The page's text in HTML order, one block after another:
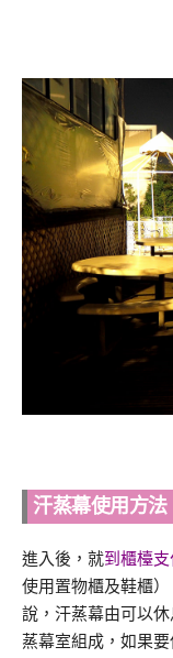
汗蒸幕使用方法
進入後，就到櫃檯
使用置物櫃及鞋櫃
說，汗蒸幕由可以
蒸幕室組成，如果